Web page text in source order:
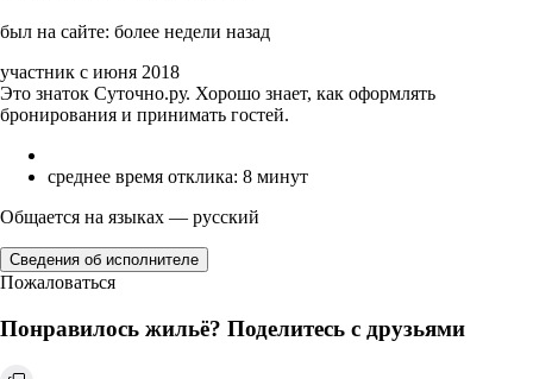
был на сайте: более недели назад
участник с июня 2018
Это знаток Суточно.ру. Хорошо знает, как оформлять
бронирования и принимать гостей.
среднее время отклика: 8 минут
Общается на языках — русский
Сведения об исполнителе
Пожаловаться
Понравилось жильё? Поделитесь с друзьями